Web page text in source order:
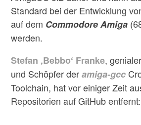
Standard bei der Entwicklung
auf dem Commodore Amiga
werden.
Stefan ‚Bebbo‘ Franke,
und Schöpfer deramiga-gcc
Toolchain, hat vor einiger Zeit
Repositorien auf GitHub entfernt: